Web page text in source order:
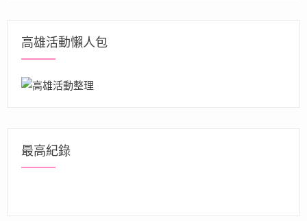
高雄活動懶人包
最高紀錄